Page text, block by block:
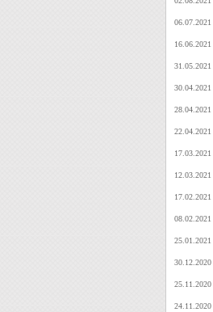
06.07.2021
16.06.2021
31.05.2021
30.04.2021
28.04.2021
22.04.2021
17.03.2021
12.03.2021
17.02.2021
08.02.2021
25.01.2021
30.12.2020
25.11.2020
24.11.2020